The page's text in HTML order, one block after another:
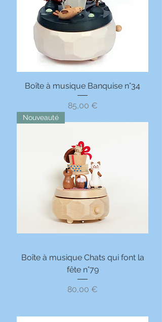
Boîte à musique Banquise n°34
Prix
85,00 €
Nouveauté
Boîte à musique Chats qui font la
fête n°79
Prix
80,00 €